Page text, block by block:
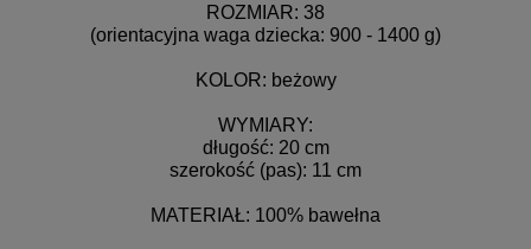
ROZMIAR: 38
(orientacyjna waga dziecka: 900 - 1400 g)
KOLOR: beżowy
WYMIARY:
długość: 20 cm
szerokość (pas): 11 cm
MATERIAŁ: 100% bawełna